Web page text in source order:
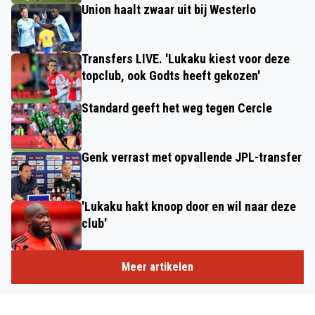
Union haalt zwaar uit bij Westerlo
Transfers LIVE. 'Lukaku kiest voor deze
topclub, ook Godts heeft gekozen'
Standard geeft het weg tegen Cercle
Genk verrast met opvallende JPL-transfer
'Lukaku hakt knoop door en wil naar deze
club'
Meer artikelen